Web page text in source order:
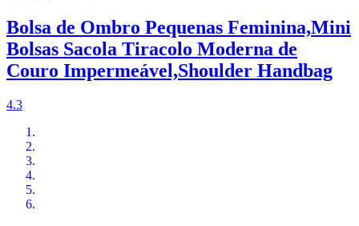
Bolsa de Ombro Pequenas Feminina,Mini
Bolsas Sacola Tiracolo Moderna de
Couro Impermeável,Shoulder Handbag
4.3